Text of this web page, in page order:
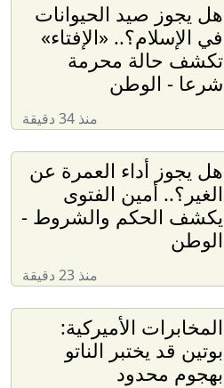
هل يجوز صيد الحيوانات
في الإسلام؟.. «الإفتاء»
تكشف حالة محرمة
شرعا - الوطن
منذ 34 دقيقة
هل يجوز أداء العمرة عن
الغير؟.. أمين الفتوى
يكشف الحكم والشروط -
الوطن
منذ 23 دقيقة
المخابرات الأميركية:
بوتين قد يختبر الناتو
بهجوم محدود